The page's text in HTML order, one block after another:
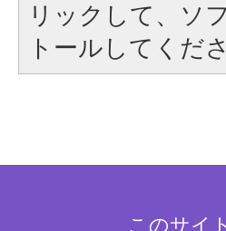
リックして、ソ
トールしてくだ
このサイ